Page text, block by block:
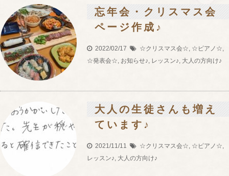
忘年会・クリスマス会
ページ作成♪
2022/02/17 ☆クリスマス会☆ ☆ピアノ☆
☆発表会☆ お知らせ♪ レッスン♪ 大人の方向け♪
大人の生徒さんも増え
ています♪
2021/11/11 ☆クリスマス会☆ ☆ピアノ☆
レッスン♪ 大人の方向け♪